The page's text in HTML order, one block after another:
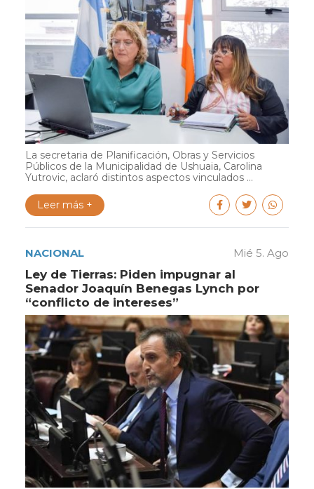
La secretaria de Planificación, Obras y Servicios
Públicos de la Municipalidad de Ushuaia, Carolina
Yutrovic, aclaró distintos aspectos vinculados ...
Leer más +
NACIONAL Mié 5. Ago
Ley de Tierras: Piden impugnar al
Senador Joaquín Benegas Lynch por
“conflicto de intereses”